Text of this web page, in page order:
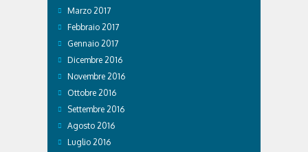
Marzo 2017
Febbraio 2017
Gennaio 2017
Dicembre 2016
Novembre 2016
Ottobre 2016
Settembre 2016
Agosto 2016
Luglio 2016